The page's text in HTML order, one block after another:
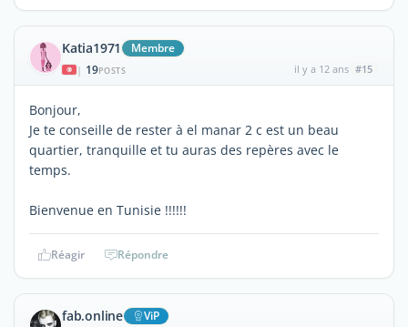
Katia1971 Membre
| 19POSTS il y a 12 ans #15
Bonjour,
Je te conseille de rester à el manar 2 c est un beau
quartier, tranquille et tu auras des repères avec le
temps.
Bienvenue en Tunisie !!!!!!
Réagir Répondre
fab.online ViP